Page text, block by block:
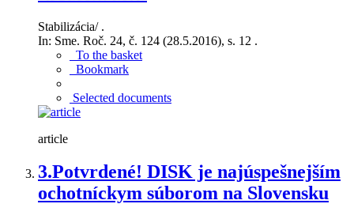
Stabilizácia/ .
In: Sme. Roč. 24, č. 124 (28.5.2016), s. 12 .
To the basket
Bookmark
Selected documents
article
3.Potvrdené! DISK je najúspešnejším
ochotníckym súborom na Slovensku